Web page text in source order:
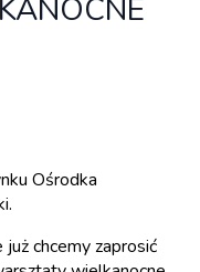
Ośrodka
chcemy zaprosić